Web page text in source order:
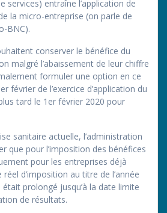
services) entraîne l’application de
la micro-entreprise (on parle de
BNC).
conserver le bénéfice du
malgré l’abaissement de leur chiffre
formuler une option en ce
février de l’exercice d’application du
tard le 1er février 2020 pour
sanitaire actuelle, l’administration
que pour l’imposition des bénéfices
pour les entreprises déjà
d’imposition au titre de l’année
était prolongé jusqu’à la date limite
de résultats.